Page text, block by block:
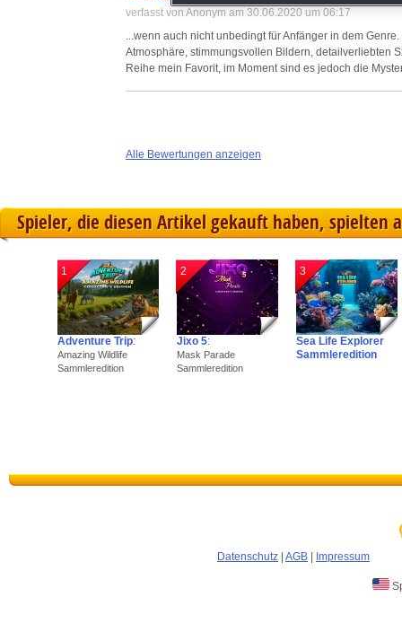
verfasst von Anonym am 30.06.2020 um 06:17
...wenn auch nicht unbedingt für Anfänger in dem
Atmosphäre, stimmungsvollen Bildern, detailverliebten
Reihe mein Favorit, im Moment sind es jedoch die
Alle Bewertungen anzeigen
Spieler, die diesen Artikel gekauft haben, spielten
1
Adventure Trip:
Amazing Wildlife
Sammleredition
2
Jixo 5:
Mask Parade
Sammleredition
3
Sea Life Explorer
Sammleredition
Datenschutz AGB Impressum
Save and communicate